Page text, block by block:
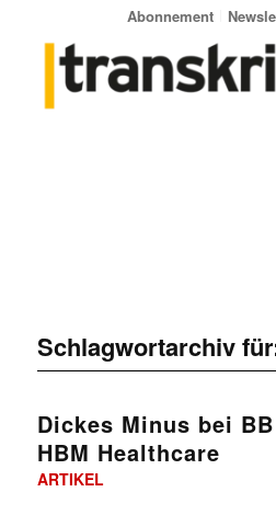
Abonnement
Schlagwortarchiv
Dickes Minus bei
HBM Healthcare
ARTIKEL